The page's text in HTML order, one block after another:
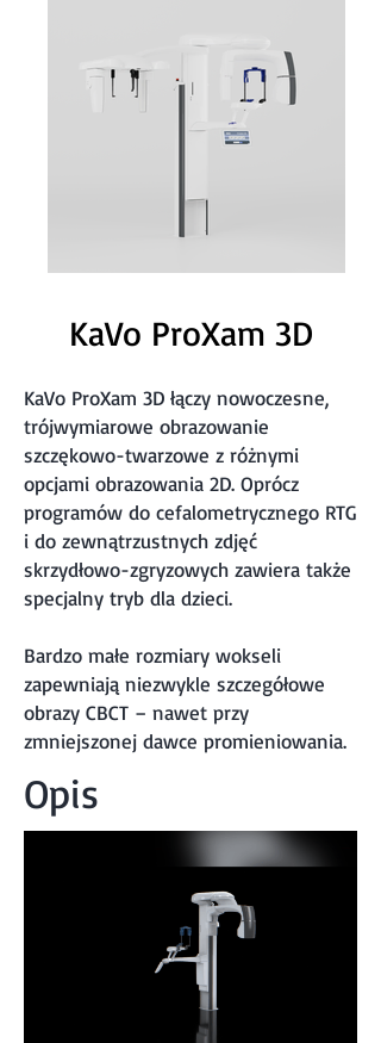
KaVo ProXam 3D
KaVo ProXam 3D łączy nowoczesne,
trójwymiarowe obrazowanie
szczękowo-twarzowe z różnymi
opcjami obrazowania 2D. Oprócz
programów do cefalometrycznego RTG
i do zewnątrzustnych zdjęć
skrzydłowo-zgryzowych zawiera także
specjalny tryb dla dzieci.
Bardzo małe rozmiary wokseli
zapewniają niezwykle szczegółowe
obrazy CBCT – nawet przy
zmniejszonej dawce promieniowania.
Opis